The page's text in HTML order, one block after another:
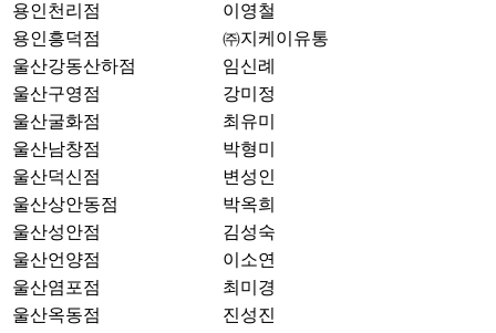
용인천리점
이영철
용인흥덕점
㈜지케이유통
울산강동산하점
임신례
울산구영점
강미정
울산굴화점
최유미
울산남창점
박형미
울산덕신점
변성인
울산상안동점
박옥희
울산성안점
김성숙
울산언양점
이소연
울산염포점
최미경
울산옥동점
진성진